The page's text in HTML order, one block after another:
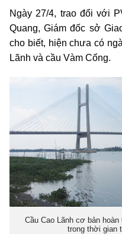
Ngày 27/4, trao đổi với
Quang, Giám đốc sở
cho biết, hiện chưa có
Lãnh và cầu Vàm Cống.
Cầu Cao Lãnh cơ bản
trong thời gian